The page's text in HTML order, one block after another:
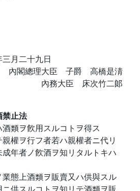
月二十九日
內閣總理大臣 子爵 高橋是淸
內務大臣 床次竹二郞
禁止法
類ヲ飮用スルコトヲ得ス
權ヲ行フ者若ハ親權者ニ代リ
年者ノ飮酒ヲ知リタルトキハ
態上酒類ヲ販賣又ハ供與スル